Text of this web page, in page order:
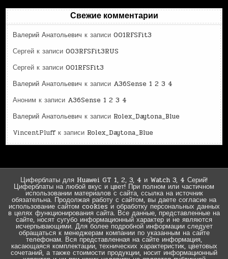
Свежие комментарии
Валерий Анатольевич к записи001RFSFit3
Сергей к записи003RFSFit3RUS
Сергей к записи001RFSFit3
Валерий Анатольевич к записи A36Sense 1 2 3 4
Аноним к записи A36Sense 1 2 3 4
Валерий Анатольевич к записи Rolex_Daytona_Blue
VincentPluffк записи Rolex_Daytona_Blue
Циферблаты для Huawei GT 1, 2, 3, 4 и Watch 3, 4 Серий!
Циферблаты на любой вкус и цвет! При полном или частичном
использовании материалов с сайта, ссылка на источник
обязательна. Продолжая работу с сайтом, вы даете согласие на
использование сайтом cookies и обработку персональных данных
в целях функционирования сайта. Все данные, представленные на
сайте, носят сугубо информационный характер и не являются
исчерпывающими. Для более подробной информации следует
обращаться к менеджерам компании по указанным на сайте
телефонам. Вся представленная на сайте информация,
касающаяся комплектации, технических характеристик, цветовых
сочетаний, а также стоимости продукции, носит информационный